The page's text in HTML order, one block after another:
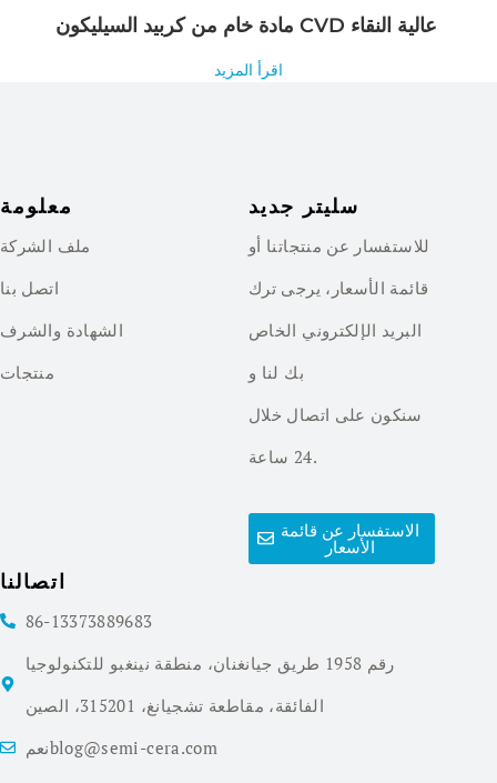
اقرأ المزيد
معلومة
ملف الشركة
اتصل بنا
الشهادة والشرف
منتجات
سليتر جديد
للاستفسار عن منتجاتنا أو
قائمة الأسعار، يرجى ترك
البريد الإلكتروني الخاص
بك لنا و
سنكون على اتصال خلال
24 ساعة.
الاستفسار عن قائمة
الأسعار
اتصالنا
86-13373889683
رقم 1958 طريق جيانغنان، منطقة نينغبو للتكنولوجيا
الفائقة، مقاطعة تشجيانغ، 315201، الصين
نعمblog@semi-cera.com